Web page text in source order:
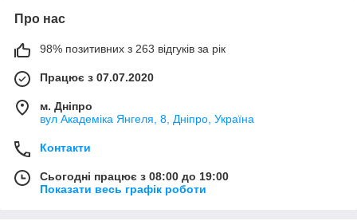
Про нас
98% позитивних з 263 відгуків за рік
Працює з 07.07.2020
м. Дніпро
вул Академіка Янгеля, 8, Дніпро, Україна
Контакти
Сьогодні працює з 08:00 до 19:00
Показати весь графік роботи